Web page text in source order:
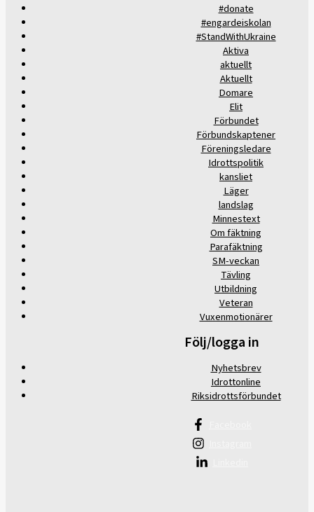
#donate
#engardeiskolan
#StandWithUkraine
Aktiva
aktuellt
Aktuellt
Domare
Elit
Förbundet
Förbundskaptener
Föreningsledare
Idrottspolitik
kansliet
Läger
landslag
Minnestext
Om fäktning
Parafäktning
SM-veckan
Tävling
Utbildning
Veteran
Vuxenmotionärer
Följ/logga in
Nyhetsbrev
Idrottonline
Riksidrottsförbundet